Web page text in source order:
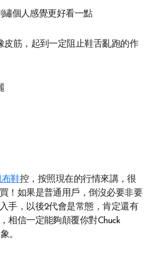
個人感覺更好看一點
皮筋，起到一定阻止鞋舌亂跑的作
布鞋控，按照現在的行情來講，很
！如果是普通用戶，倒沒必要非要
手，以後2代會是常態，肯定還有
相信一定能夠顛覆你對Chuck
。